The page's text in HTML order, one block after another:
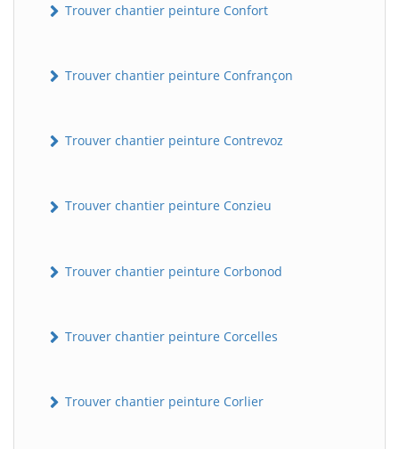
Trouver chantier peinture Confort
Trouver chantier peinture Confrançon
Trouver chantier peinture Contrevoz
Trouver chantier peinture Conzieu
Trouver chantier peinture Corbonod
Trouver chantier peinture Corcelles
Trouver chantier peinture Corlier
B Assistant en ligne